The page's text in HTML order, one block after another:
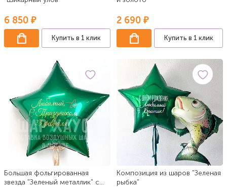
6 850 ₽
Купить в 1 клик
2 690 ₽
Купить в 1 клик
Большая фольгированная
звезда "Зеленый металлик" с
Композиция из шаров "Зеленая
рыбка"